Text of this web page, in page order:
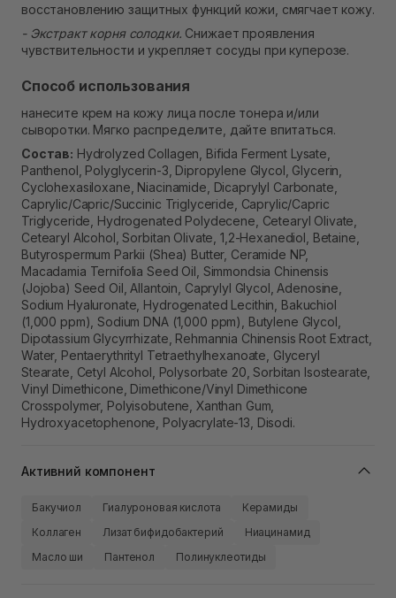
восстановлению защитных функций кожи, смягчает кожу.
- Экстракт корня солодки. Снижает проявления
чувствительности и укрепляет сосуды при куперозе.
Способ использования
нанесите крем на кожу лица после тонера и/или
сыворотки. Мягко распределите, дайте впитаться.
Состав: Hydrolyzed Collagen, Bifida Ferment Lysate,
Panthenol, Polyglycerin-3, Dipropylene Glycol, Glycerin,
Cyclohexasiloxane, Niacinamide, Dicaprylyl Carbonate,
Caprylic/Capric/Succinic Triglyceride, Caprylic/Capric
Triglyceride, Hydrogenated Polydecene, Cetearyl Olivate,
Cetearyl Alcohol, Sorbitan Olivate, 1,2-Hexanediol, Betaine,
Butyrospermum Parkii (Shea) Butter, Ceramide NP,
Macadamia Ternifolia Seed Oil, Simmondsia Chinensis
(Jojoba) Seed Oil, Allantoin, Caprylyl Glycol, Adenosine,
Sodium Hyaluronate, Hydrogenated Lecithin, Bakuchiol
(1,000 ppm), Sodium DNA (1,000 ppm), Butylene Glycol,
Dipotassium Glycyrrhizate, Rehmannia Chinensis Root Extract,
Water, Pentaerythrityl Tetraethylhexanoate, Glyceryl
Stearate, Cetyl Alcohol, Polysorbate 20, Sorbitan Isostearate,
Vinyl Dimethicone, Dimethicone/Vinyl Dimethicone
Crosspolymer, Polyisobutene, Xanthan Gum,
Hydroxyacetophenone, Polyacrylate-13, Disodi.
Активний компонент
Бакучиол Гиалуроновая кислота
Керамиды
Коллаген
Лизат бифидобактерий
Ниацинамид
Масло ши
Пантенол Полинуклеотиды